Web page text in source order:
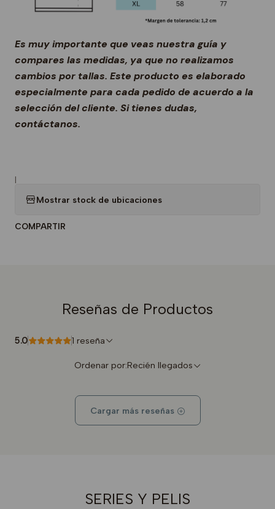
Es muy importante que veas nuestra guía y
compares las medidas, ya que no realizamos
cambios por tallas. Este producto es elaborado
especialmente para cada pedido de acuerdo a la
selección del cliente. Si tienes dudas,
contáctanos.
|
Mostrar stock de ubicaciones
COMPARTIR
Reseñas de Productos
5.0 1 reseña
Ordenar por:Recién llegados
Cargar más reseñas
SERIES Y PELIS